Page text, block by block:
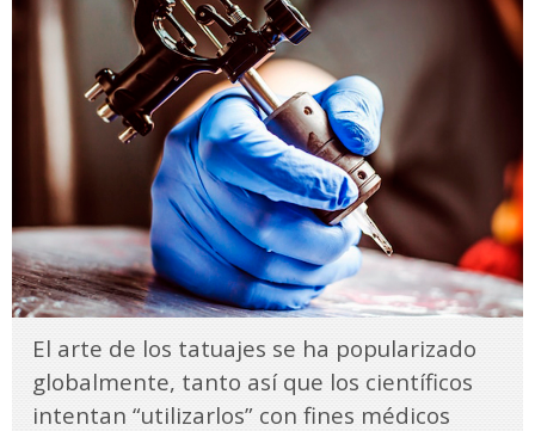
El arte de los tatuajes se ha popularizado
globalmente, tanto así que los científicos
intentan “utilizarlos” con fines médicos